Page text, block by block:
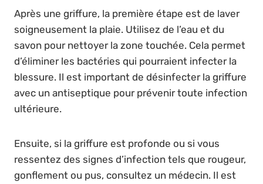
Après une griffure, la première étape est de laver
soigneusement la plaie. Utilisez de l’eau et du
savon pour nettoyer la zone touchée. Cela permet
d’éliminer les bactéries qui pourraient infecter la
blessure. Il est important de désinfecter la griffure
avec un antiseptique pour prévenir toute infection
ultérieure.
Ensuite, si la griffure est profonde ou si vous
ressentez des signes d’infection tels que rougeur,
gonflement ou pus, consultez un médecin. Il est